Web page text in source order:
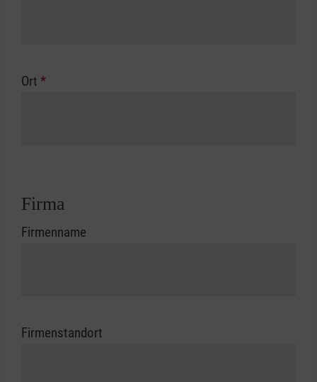
Ort *
Firma
Firmenname
Firmenstandort